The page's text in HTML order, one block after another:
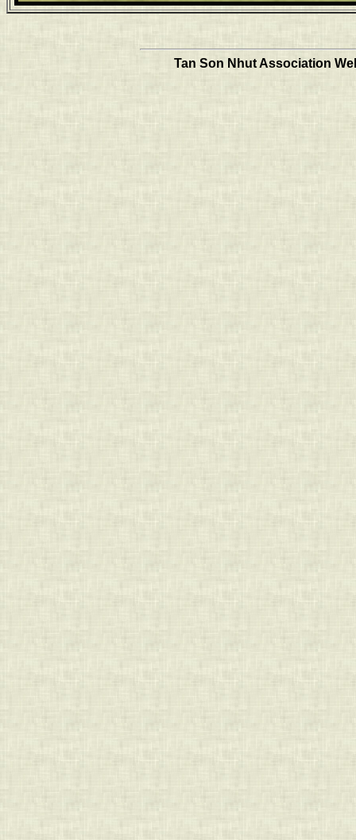
Tan Son Nhut Association